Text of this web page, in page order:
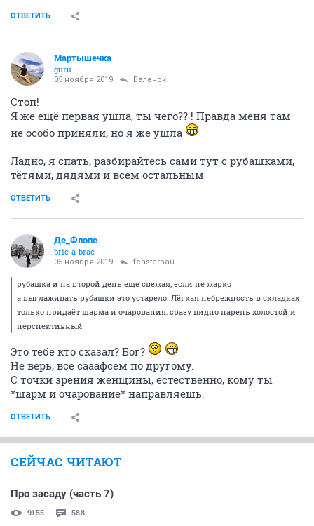
ОТВЕТИТЬ
Мартышечка
guru
05 ноября 2019 Валенок
Стоп!
Я же ещё первая ушла, ты чего?? ! Правда меня там
не особо приняли, но я же ушла
Ладно, я спать, разбирайтесь сами тут с рубашками,
тётями, дядями и всем остальным
ОТВЕТИТЬ
Де_Флопе
bric-a-brac
05 ноября 2019 fensterbau
рубашка и на второй день еще свежая, если не жарко
а выглаживать рубашки это устарело. Лёгкая небрежность в складках
только придаёт шарма и очарования: сразу видно парень холостой и
перспективный
Это тебе кто сказал? Бог?
Не верь, все сааафсем по другому.
С точки зрения женщины, естественно, кому ты
*шарм и очарование* направляешь.
ОТВЕТИТЬ
СЕЙЧАС ЧИТАЮТ
Про засаду (часть 7)
9155 588